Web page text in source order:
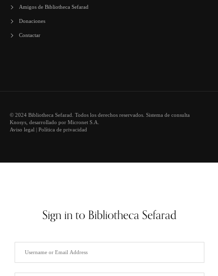
Amigos de Bibliotheca Sefarad
Donaciones
Contactar
© 2024 Bibliotheca Sefarad. Todos los derechos reservados. Sistema de consulta
Knosys , desarrollado por Micronet S.A.
Aviso legal | Política de privacidad
Sign in to Bibliotheca Sefarad